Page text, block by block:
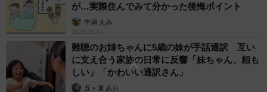
が…実際住んでみて分かった後悔ポイント
中瀬 えみ
2026.08.07
難聴のお姉ちゃんに5歳の妹が手話通訳 互い
に支え合う家族の日常に反響「妹ちゃん、頼も
しい」「かわいい通訳さん」
五ヶ瀬 あお